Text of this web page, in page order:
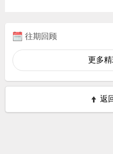
往期回顾
更多
返